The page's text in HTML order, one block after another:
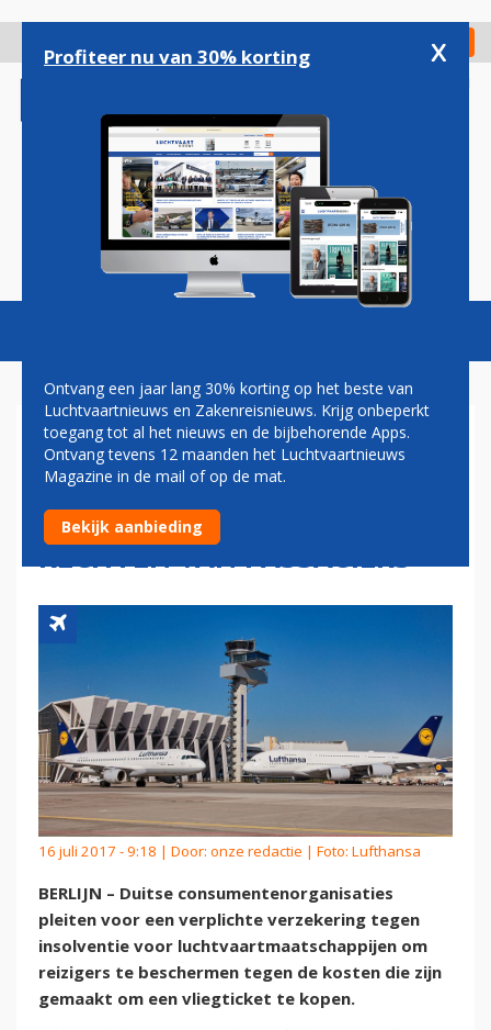
gaan
Check in
Magazine Podcasts Vacatures
DUITSE
CONSUMENTENORGANISATIES
WILLEN BESCHERMING
RECHTEN VAN PASSAGIERS
16 juli 2017 - 9:18 | Door: onze redactie | Foto: Lufthansa
BERLIJN – Duitse consumentenorganisaties
pleiten voor een verplichte verzekering tegen
insolventie voor luchtvaartmaatschappijen om
reizigers te beschermen tegen de kosten die zijn
gemaakt om een vliegticket te kopen.
Profiteer nu van 30% korting x
Ontvang een jaar lang 30% korting op het beste van
Luchtvaartnieuws en Zakenreisnieuws. Krijg onbeperkt
toegang tot al het nieuws en de bijbehorende Apps.
Ontvang tevens 12 maanden het Luchtvaartnieuws
Magazine in de mail of op de mat.
Bekijk aanbieding